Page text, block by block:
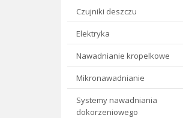
Czujniki deszczu
Elektryka
Nawadnianie kropelkowe
Mikronawadnianie
Systemy nawadniania
dokorzeniowego